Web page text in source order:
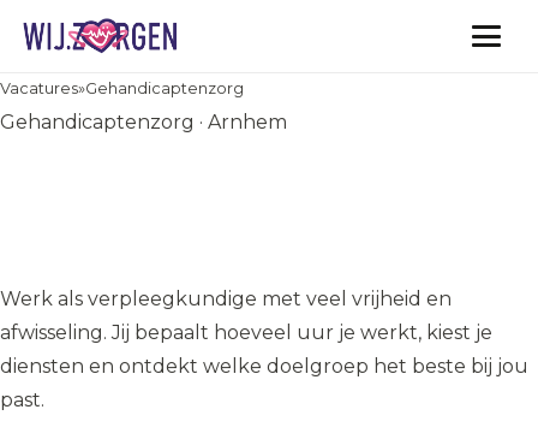
Vacatures»Gehandicaptenzorg
Gehandicaptenzorg · Arnhem
Werk als verpleegkundige met veel vrijheid en
afwisseling. Jij bepaalt hoeveel uur je werkt, kiest je
diensten en ontdekt welke doelgroep het beste bij jou
past.